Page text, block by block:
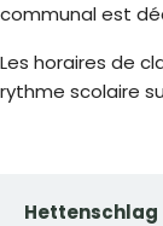
communal est
Les horaires de
rythme scolaire
Hettenschlag